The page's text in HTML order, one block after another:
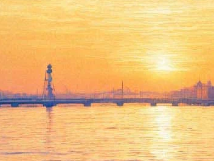
посвященный Дню полного
блокадного Ленинграда и детей до 18
также композиции и популярные мелодии,
смогут бесплатно прослушать экскурсию